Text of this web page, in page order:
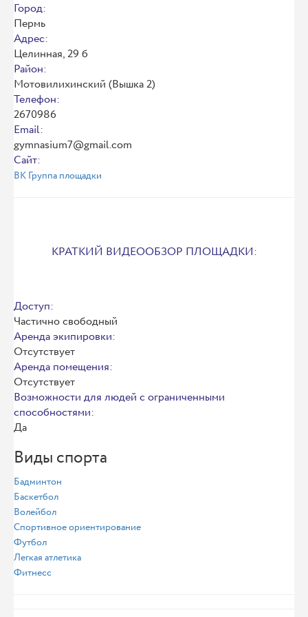
Город:
Пермь
Адрес:
Целинная, 29 б
Район:
Мотовилихинский (Вышка 2)
Телефон:
2670986
Email:
gymnasium7@gmail.com
Сайт:
ВК Группа площадки
КРАТКИЙ ВИДЕООБЗОР ПЛОЩАДКИ:
Доступ:
Частично свободный
Аренда экипировки:
Отсутствует
Аренда помещения:
Отсутствует
Возможности для людей с ограниченными
способностями:
Да
Виды спорта
Бадминтон
Баскетбол
Волейбол
Спортивное ориентирование
Футбол
Легкая атлетика
Фитнесс